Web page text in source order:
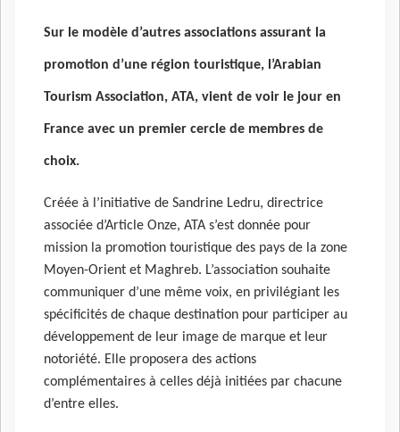
Sur le modèle d’autres associations assurant la
promotion d’une région touristique, l’Arabian
Tourism Association, ATA, vient de voir le jour en
France avec un premier cercle de membres de
choix.
Créée à l’initiative de Sandrine Ledru, directrice
associée d’Article Onze, ATA s’est donnée pour
mission la promotion touristique des pays de la zone
Moyen-Orient et Maghreb. L’association souhaite
communiquer d’une même voix, en privilégiant les
spécificités de chaque destination pour participer au
développement de leur image de marque et leur
notoriété. Elle proposera des actions
complémentaires à celles déjà initiées par chacune
d’entre elles.